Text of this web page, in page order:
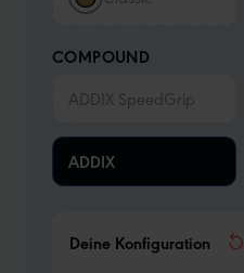
COMPOUND
ADDIX SpeedGrip
ADDIX
Deine Konfiguration